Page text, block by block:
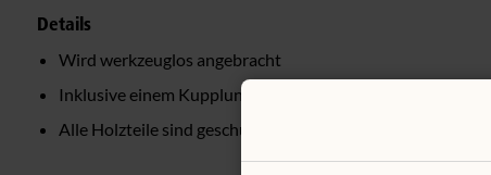
Details
Wird werkzeuglos angebracht
Inklusive einem Kupplungsstück
Alle Holzteile sind geschützt durch klaren, kindersicheren